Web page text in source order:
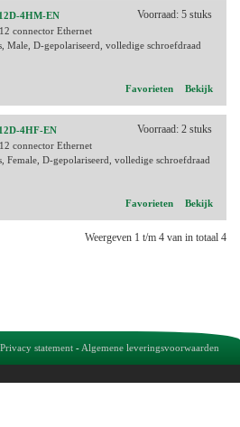
Voorraad: 5 stuks
4HM-EN
connector Ethernet
Male, D-gepolariseerd, volledige schroefdraad
Favorieten Bekijk
Voorraad: 2 stuks
4HF-EN
connector Ethernet
Female, D-gepolariseerd, volledige schroefdraad
Favorieten Bekijk
Weergeven 1 t/m 4 van in totaal 4
Privacy statement - Algemene leveringsvoorwaarden